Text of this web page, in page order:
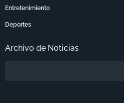
Entretenimiento
Deportes
Archivo de Noticias